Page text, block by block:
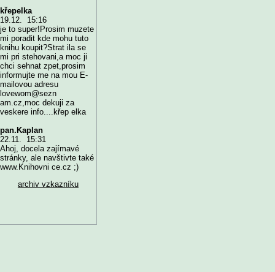
křepelka
19.12. 15:16
je to super!Prosim muzete
mi poradit kde mohu tuto
knihu koupit?Strat ila se
mi pri stehovani,a moc ji
chci sehnat zpet,prosim
informujte me na mou E-
mailovou adresu
lovewom@sezn
am.cz,moc dekuji za
veskere info....křep elka
pan.Kaplan
22.11. 15:31
Ahoj, docela zajímavé
stránky, ale navštivte také
www.Knihovni ce.cz ;)
archiv vzkazníku